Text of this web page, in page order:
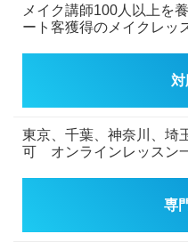
メイク講師100人以上を
ート客獲得のメイクレッ
対
東京、千葉、神奈川、
可 オンラインレッスン
専